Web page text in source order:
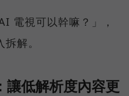
電視可以幹嘛？」，
解。
讓低解析度內容更